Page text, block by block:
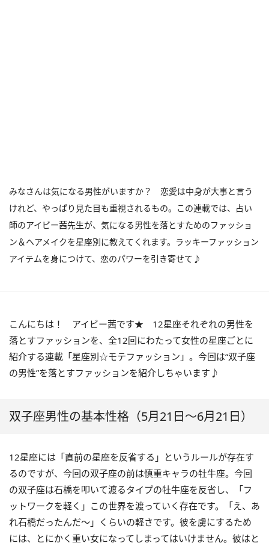
みなさんは気になる男性がいますか？ 恋愛は中身が大事と言う
けれど、やっぱり見た目も重視されるもの。この連載では、占い
師のアイビー茜先生が、気になる男性を落とすためのファッショ
ン＆ヘアメイクを星座別に教えてくれます。ラッキーファッション
アイテムを身につけて、恋のパワーを引き寄せて♪
こんにちは！ アイビー茜です★ 12星座それぞれの男性を
落とすファッションを、全12回にわたって女性の星座ごとに
紹介する連載「星座別☆モテファッション」。今回は“双子座
の男性”を落とすファッションを紹介しちゃいます♪
双子座男性の基本性格（5月21日～6月21日）
12星座には「直前の星座を反省する」というルールが存在す
るのですが、今回の双子座の前は慎重キャラの牡牛座。今回
の双子座は石橋を叩いて渡るタイプの牡牛座を反省し、「フ
ットワークを軽く」この世界を渡っていく存在です。「え、あ
れ石橋だったんだ～」くらいの軽さです。彼を虜にするため
には、とにかく重い女になってしまってはいけません。彼はと